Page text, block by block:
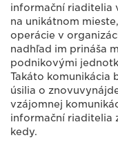
informační riaditelia
na unikátnom
operácie v
nadhľad im prináša
podnikovými
Takáto komunikácia
úsilia o
vzájomnej
informační riaditelia
kedy.